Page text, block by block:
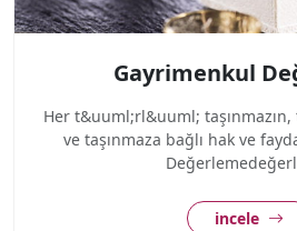
Gayrimenkul
Her t&uuml;rl&uuml;
ve taşınmaza bağlı hak ve
incele